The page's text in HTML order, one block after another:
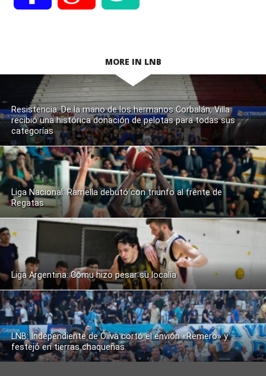
MORE IN LNB
Resistencia: De la mano de los hermanos Corbalán, Villa
recibió una histórica donación de pelotas para todas sus
categorías
Liga Nacional: Ramella debutó con triunfo al frente de
Regatas
Liga Argentina: Comu hizo pesar su localía
LNB: Independiente de Oliva cortó el envión «Remero» y
festejó en tierras chaqueñas